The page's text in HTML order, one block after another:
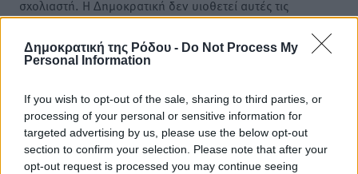
Δημοκρατική της Ρόδου - Do Not Process My
Personal Information
If you wish to opt-out of the sale, sharing to third parties, or
processing of your personal or sensitive information for
targeted advertising by us, please use the below opt-out
section to confirm your selection. Please note that after your
opt-out request is processed you may continue seeing
σχολιαστή. Η Δημοκρατική δεν υιοθετεί αυτές τις
απόψεις. Διατηρούμε το δικαίωμα να διαγράψουμε όποια
σχόλια θεωρούμε προσβλητικά ή περιέχουν ύβρεις, χωρίς
καμμία προειδοποίηση. Χρήστες που δεν τηρούν τους
Προσθέστε ένα σχόλιο